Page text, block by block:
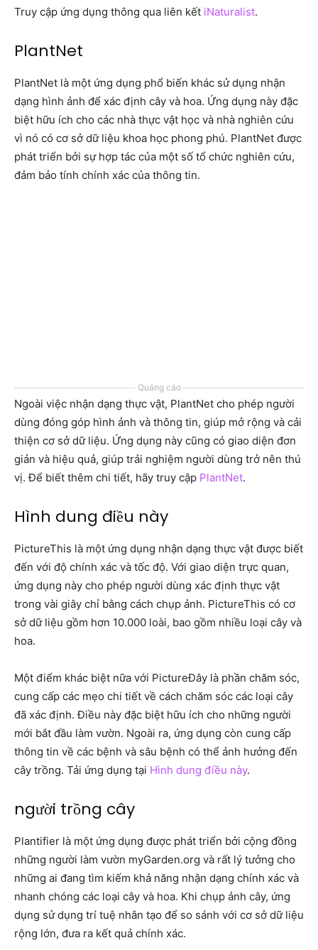
Truy cập ứng dụng thông qua liên kết iNaturalist.
PlantNet
PlantNet là một ứng dụng phổ biến khác sử dụng nhận
dạng hình ảnh để xác định cây và hoa. Ứng dụng này đặc
biệt hữu ích cho các nhà thực vật học và nhà nghiên cứu
vì nó có cơ sở dữ liệu khoa học phong phú. PlantNet được
phát triển bởi sự hợp tác của một số tổ chức nghiên cứu,
đảm bảo tính chính xác của thông tin.
Quảng cáo
Ngoài việc nhận dạng thực vật, PlantNet cho phép người
dùng đóng góp hình ảnh và thông tin, giúp mở rộng và cải
thiện cơ sở dữ liệu. Ứng dụng này cũng có giao diện đơn
giản và hiệu quả, giúp trải nghiệm người dùng trở nên thú
vị. Để biết thêm chi tiết, hãy truy cập PlantNet.
Hình dung điều này
PictureThis là một ứng dụng nhận dạng thực vật được biết
đến với độ chính xác và tốc độ. Với giao diện trực quan,
ứng dụng này cho phép người dùng xác định thực vật
trong vài giây chỉ bằng cách chụp ảnh. PictureThis có cơ
sở dữ liệu gồm hơn 10.000 loài, bao gồm nhiều loại cây và
hoa.
Một điểm khác biệt nữa với PictureĐây là phần chăm sóc,
cung cấp các mẹo chi tiết về cách chăm sóc các loại cây
đã xác định. Điều này đặc biệt hữu ích cho những người
mới bắt đầu làm vườn. Ngoài ra, ứng dụng còn cung cấp
thông tin về các bệnh và sâu bệnh có thể ảnh hưởng đến
cây trồng. Tải ứng dụng tại Hình dung điều này.
người trồng cây
Plantifier là một ứng dụng được phát triển bởi cộng đồng
những người làm vườn myGarden.org và rất lý tưởng cho
những ai đang tìm kiếm khả năng nhận dạng chính xác và
nhanh chóng các loại cây và hoa. Khi chụp ảnh cây, ứng
dụng sử dụng trí tuệ nhân tạo để so sánh với cơ sở dữ liệu
rộng lớn, đưa ra kết quả chính xác.